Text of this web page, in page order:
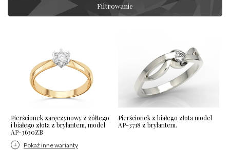
Filtrowanie
Pierścionek zaręczynowy z żółtego
i białego złota z brylantem, model
AP-3630ZB
Pokaż inne warianty
Pierścionek z białego złota model
AP-3718 z brylantem.